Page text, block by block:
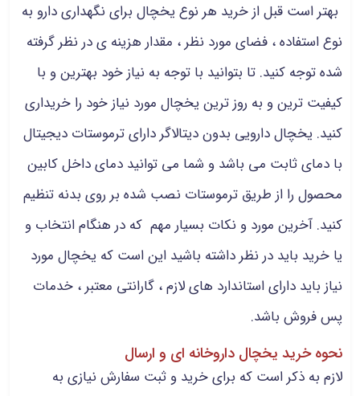
بهتر است قبل از خرید هر نوع یخچال برای نگهداری دارو به
نوع استفاده ، فضای مورد نظر ، مقدار هزینه ی در نظر گرفته
شده توجه کنید. تا بتوانید با توجه به نیاز خود بهترین و با
کیفیت ترین و به روز ترین یخچال مورد نیاز خود را خریداری
کنید. یخچال دارویی بدون دیتالاگر دارای ترموستات دیجیتال
با دمای ثابت می باشد و شما می توانید دمای داخل کابین
محصول را از طریق ترموستات نصب شده بر روی بدنه تنظیم
کنید. آخرین مورد و نکات بسیار مهم که در هنگام انتخاب و
یا خرید باید در نظر داشته باشید این است که یخچال مورد
نیاز باید دارای استاندارد های لازم ، گارانتی معتبر ، خدمات
پس فروش باشد.
نحوه خرید یخچال داروخانه ای و ارسال
لازم به ذکر است که برای خرید و ثبت سفارش نیازی به